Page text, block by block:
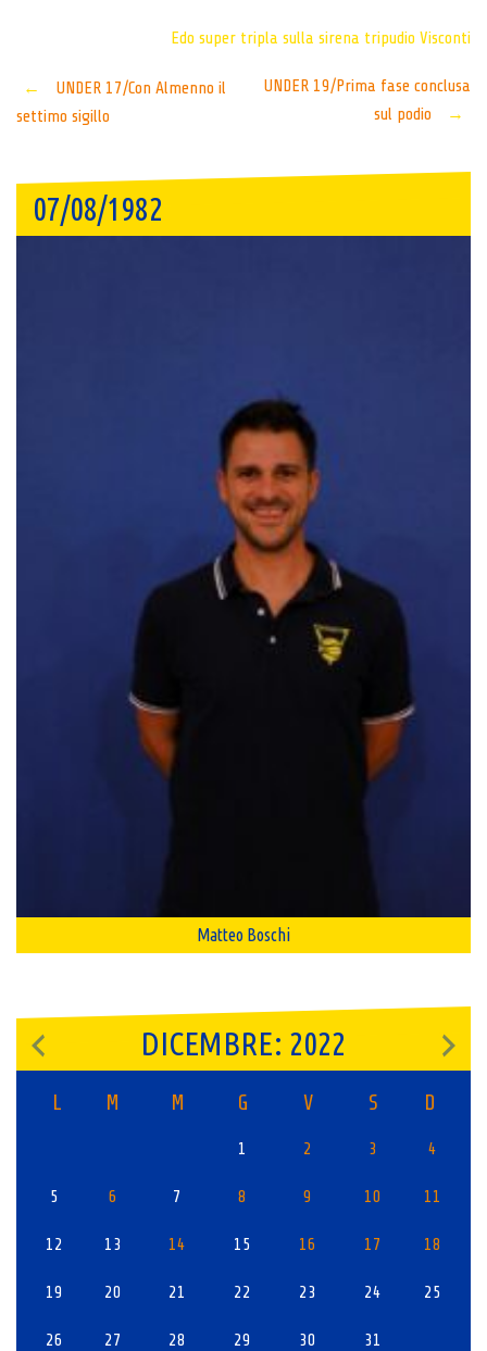
Edo super tripla sulla sirena tripudio Visconti
Post
←
UNDER 17/Con Almenno il
settimo sigillo
UNDER 19/Prima fase conclusa
sul podio
→
07/08/1982
Matteo Boschi
DICEMBRE: 2022
L M M G V S D
1 2 3 4
5 6 7 8 9 10 11
12 13 14 15 16 17 18
19 20 21 22 23 24 25
26 27 28 29 30 31